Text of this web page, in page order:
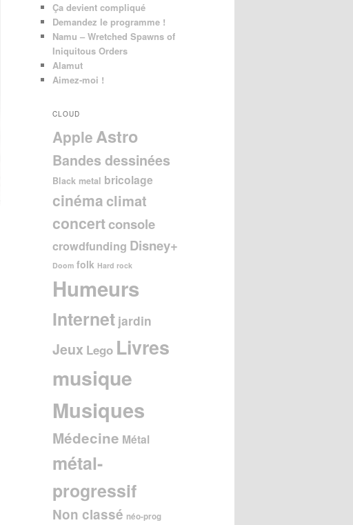
Ça devient compliqué
Demandez le programme !
Namu – Wretched Spawns of
Iniquitous Orders
Alamut
Aimez-moi !
CLOUD
Apple Astro
Bandes dessinées
Black metal bricolage
cinéma climat
concertconsole
crowdfunding Disney+
Doom folk Hard rock
Humeurs
Internet jardin
Jeux Lego Livres
musique
Musiques
Médecine Métal
métal-
progressif
Non classé néo-prog